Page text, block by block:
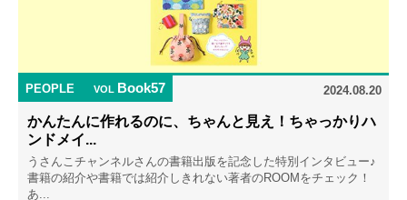
PEOPLE VOL Book57 2024.08.20
かんたんに作れるのに、ちゃんと見え！ちゃっかりハ
ンドメイ...
うさんこチャンネルさんの書籍出版を記念した特別インタビュー♪
書籍の紹介や書籍では紹介しきれない著者のROOMをチェック！
あ...